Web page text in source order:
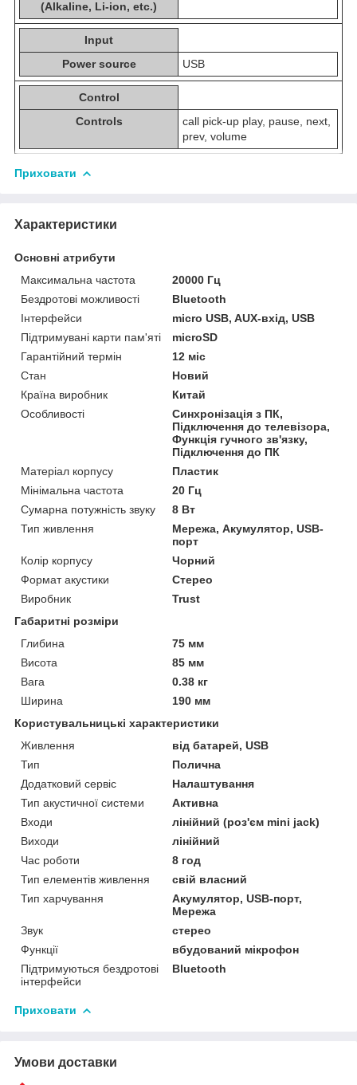
(Alkaline, Li-ion, etc.)
Input
Power source
USB
Control
Controls
call pick-up play, pause, next,
prev, volume
Приховати
Характеристики
Основні атрибути
Максимальна частота
20000 Гц
Бездротові можливості
Bluetooth
Інтерфейси
micro USB, AUX-вхід, USB
Підтримувані карти пам'яті
microSD
Гарантійний термін
12 міс
Стан
Новий
Країна виробник
Китай
Особливості
Синхронізація з ПК,
Підключення до телевізора,
Функція гучного зв'язку,
Підключення до ПК
Матеріал корпусу
Пластик
Мінімальна частота
20 Гц
Сумарна потужність звуку
8 Вт
Тип живлення
Мережа, Акумулятор, USB-
порт
Колір корпусу
Чорний
Формат акустики
Стерео
Виробник
Trust
Габаритні розміри
Глибина
75 мм
Висота
85 мм
Вага
0.38 кг
Ширина
190 мм
Користувальницькі характеристики
Живлення
від батарей, USB
Тип
Полична
Додатковий сервіс
Налаштування
Тип акустичної системи
Активна
Входи
лінійний (роз'єм mini jack)
Виходи
лінійний
Час роботи
8 год
Тип елементів живлення
свій власний
Тип харчування
Акумулятор, USB-порт,
Мережа
Звук
стерео
Функції
вбудований мікрофон
Підтримуються бездротові
інтерфейси
Bluetooth
Приховати
Умови доставки